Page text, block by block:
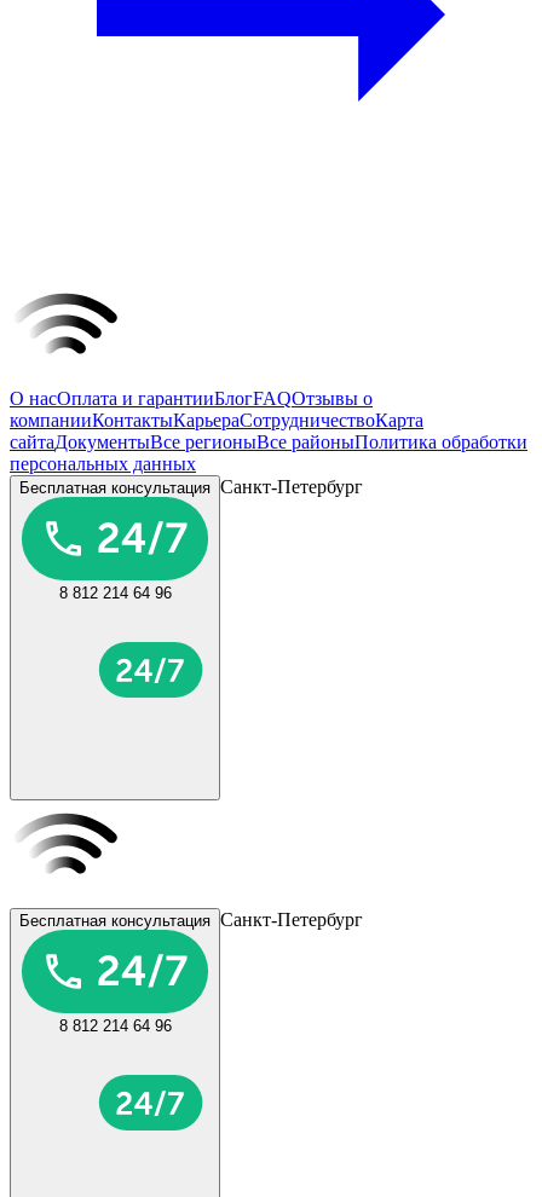
О насОплата и гарантииБлогFAQОтзывы о
компанииКонтактыКарьераСотрудничествоКарта
сайтаДокументыВсе регионыВсе районыПолитика обработки
персональных данных
Бесплатная консультация
8 812 214 64 96
Санкт-Петербург
Бесплатная консультация
8 812 214 64 96
Санкт-Петербург